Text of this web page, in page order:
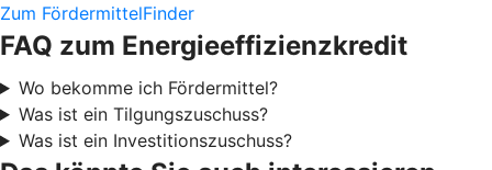
Zum FördermittelFinder
FAQ zum Energieeffizienzkredit
Wo bekomme ich Fördermittel?
Was ist ein Tilgungszuschuss?
Was ist ein Investitionszuschuss?